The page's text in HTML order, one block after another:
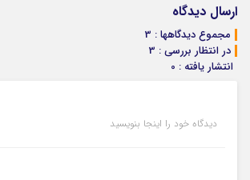
ارسال دیدگاه
مجموع دیدگاهها : 3
در انتظار بررسی : 3
انتشار یافته : 0
دیدگاه خود را اینجا بنویسید